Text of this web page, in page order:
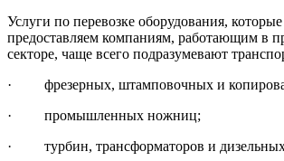
Услуги по перевозке оборудования,
предоставляем компаниям, работающим в
секторе, чаще всего подразумевают
· фрезерных, штамповочных и
· промышленных ножниц;
· турбин, трансформаторов и дизельных